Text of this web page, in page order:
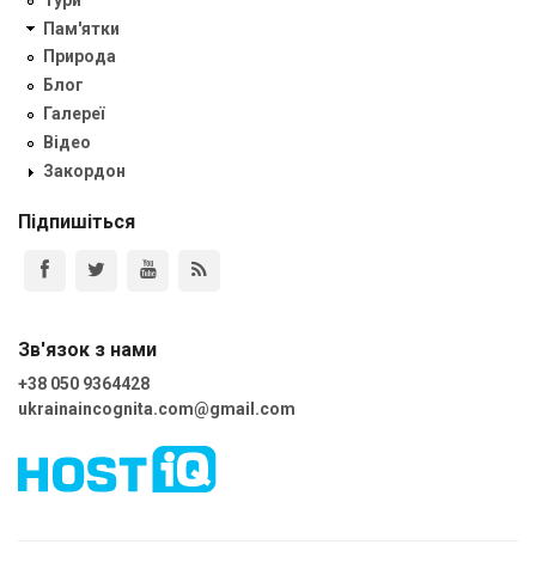
Пам'ятки
Природа
Блог
Галереї
Відео
Закордон
Підпишіться
Зв'язок з нами
+38 050 9364428
ukrainaincognita.com@gmail.com